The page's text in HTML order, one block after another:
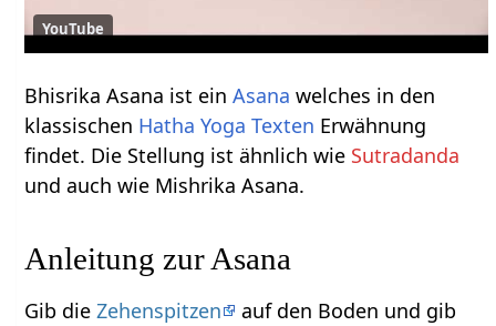
YouTube
Bhisrika Asana ist einAsana welches in den
klassischen Hatha Yoga Texten Erwähnung
findet. Die Stellung ist ähnlich wie Sutradanda
und auch wie Mishrika Asana.
Anleitung zur Asana
Gib dieZehenspitzen
auf den Boden und gib